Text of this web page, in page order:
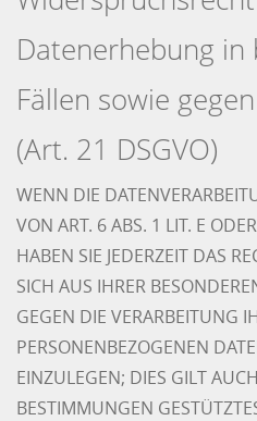
Datenerhebung in
Fällen sowie
(Art. 21 DSGVO)
WENN DIE
VON ART. 6 ABS. 1 LIT. E
HABEN SIE JEDERZEIT DAS
SICH AUS IHRER
GEGEN DIE VERARBEITUNG
PERSONENBEZOGENEN
EINZULEGEN; DIES GILT
BESTIMMUNGEN